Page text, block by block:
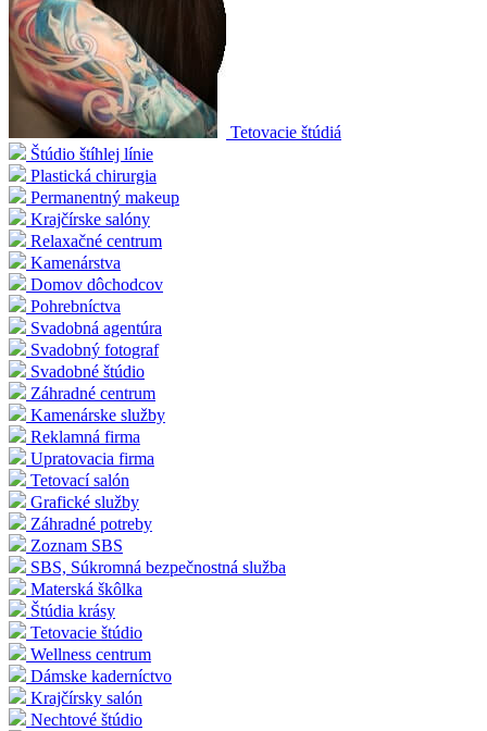
Tetovacie štúdiá
Štúdio štíhlej línie
Plastická chirurgia
Permanentný makeup
Krajčírske salóny
Relaxačné centrum
Kamenárstva
Domov dôchodcov
Pohrebníctva
Svadobná agentúra
Svadobný fotograf
Svadobné štúdio
Záhradné centrum
Kamenárske služby
Reklamná firma
Upratovacia firma
Tetovací salón
Grafické služby
Záhradné potreby
Zoznam SBS
SBS, Súkromná bezpečnostná služba
Materská škôlka
Štúdia krásy
Tetovacie štúdio
Wellness centrum
Dámske kaderníctvo
Krajčírsky salón
Nechtové štúdio